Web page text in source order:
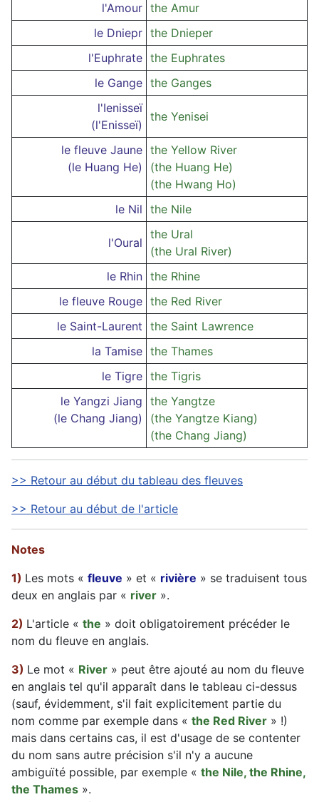
l'Amour the Amur
le Dniepr the Dnieper
l'Euphrate the Euphrates
le Gange the Ganges
l'Ienisseï
(l'Enisseï)
the Yenisei
le fleuve Jaune
(le Huang He)
the Yellow River
(the Huang He)
(the Hwang Ho)
le Nil the Nile
l'Oural
the Ural
(the Ural River)
le Rhin the Rhine
le fleuve Rouge the Red River
le Saint-Laurent the Saint Lawrence
la Tamise the Thames
le Tigre the Tigris
le Yangzi Jiang
(le Chang Jiang)
the Yangtze
(the Yangtze Kiang)
(the Chang Jiang)
>> Retour au début du tableau des fleuves
>> Retour au début de l'article
Notes
1) Les mots « fleuve » et « rivière » se traduisent tous
deux en anglais par « river ».
2) L'article « the » doit obligatoirement précéder le
nom du fleuve en anglais.
3) Le mot « River » peut être ajouté au nom du fleuve
en anglais tel qu'il apparaît dans le tableau ci-dessus
(sauf, évidemment, s'il fait explicitement partie du
nom comme par exemple dans « the Red River » !)
mais dans certains cas, il est d'usage de se contenter
du nom sans autre précision s'il n'y a aucune
ambiguïté possible, par exemple « the Nile, the Rhine,
the Thames ».